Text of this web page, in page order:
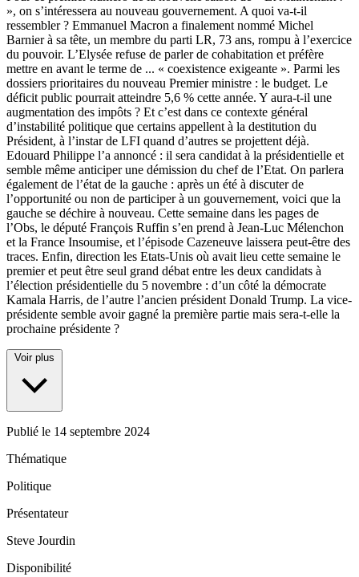
», on s’intéressera au nouveau gouvernement. A quoi va-t-il
ressembler ? Emmanuel Macron a finalement nommé Michel
Barnier à sa tête, un membre du parti LR, 73 ans, rompu à l’exercice
du pouvoir. L’Elysée refuse de parler de cohabitation et préfère
mettre en avant le terme de ... « coexistence exigeante ». Parmi les
dossiers prioritaires du nouveau Premier ministre : le budget. Le
déficit public pourrait atteindre 5,6 % cette année. Y aura-t-il une
augmentation des impôts ? Et c’est dans ce contexte général
d’instabilité politique que certains appellent à la destitution du
Président, à l’instar de LFI quand d’autres se projettent déjà.
Edouard Philippe l’a annoncé : il sera candidat à la présidentielle et
semble même anticiper une démission du chef de l’Etat. On parlera
également de l’état de la gauche : après un été à discuter de
l’opportunité ou non de participer à un gouvernement, voici que la
gauche se déchire à nouveau. Cette semaine dans les pages de
l’Obs, le député François Ruffin s’en prend à Jean-Luc Mélenchon
et la France Insoumise, et l’épisode Cazeneuve laissera peut-être des
traces. Enfin, direction les Etats-Unis où avait lieu cette semaine le
premier et peut être seul grand débat entre les deux candidats à
l’élection présidentielle du 5 novembre : d’un côté la démocrate
Kamala Harris, de l’autre l’ancien président Donald Trump. La vice-
présidente semble avoir gagné la première partie mais sera-t-elle la
prochaine présidente ?
Voir plus
Publié le 14 septembre 2024
Thématique
Politique
Présentateur
Steve Jourdin
Disponibilité